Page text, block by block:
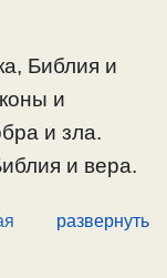
Библия и
и
и зла.
и вера.
церковь
развернуть